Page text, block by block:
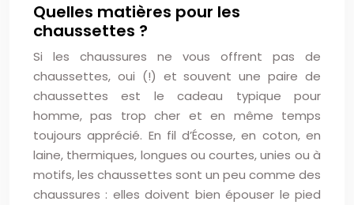
Quelles matières pour les
chaussettes ?
Si les chaussures ne vous offrent pas de
chaussettes, oui (!) et souvent une paire de
chaussettes est le cadeau typique pour
homme, pas trop cher et en même temps
toujours apprécié. En fil d’Écosse, en coton, en
laine, thermiques, longues ou courtes, unies ou à
motifs, les chaussettes sont un peu comme des
chaussures : elles doivent bien épouser le pied